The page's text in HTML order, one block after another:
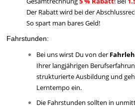
Der Rabatt wird bei der
So spart man bares Geld!
Fahrstunden:
Bei uns wirst Du von der
Ihrer langjährigen
strukturierte Ausbildung und
Lerntempo ein.
Die Fahrstunden sollten in